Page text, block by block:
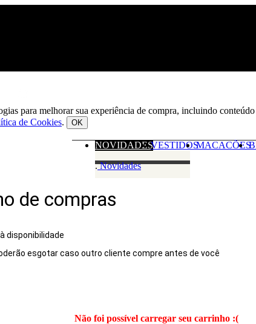
para melhorar sua experiência de compra, incluindo
de Cookies. OK
NOVIDADES
.Novidades
VESTIDOSMACACÕES
de compras
disponibilidade
esgotar caso outro cliente compre antes de você
Não foi possível carregar seu carrinho :(